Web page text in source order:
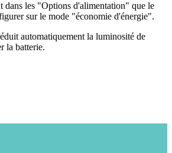
dans les "Options d'alimentation" que le
sur le mode "économie d'énergie".
automatiquement la luminosité de
la batterie.